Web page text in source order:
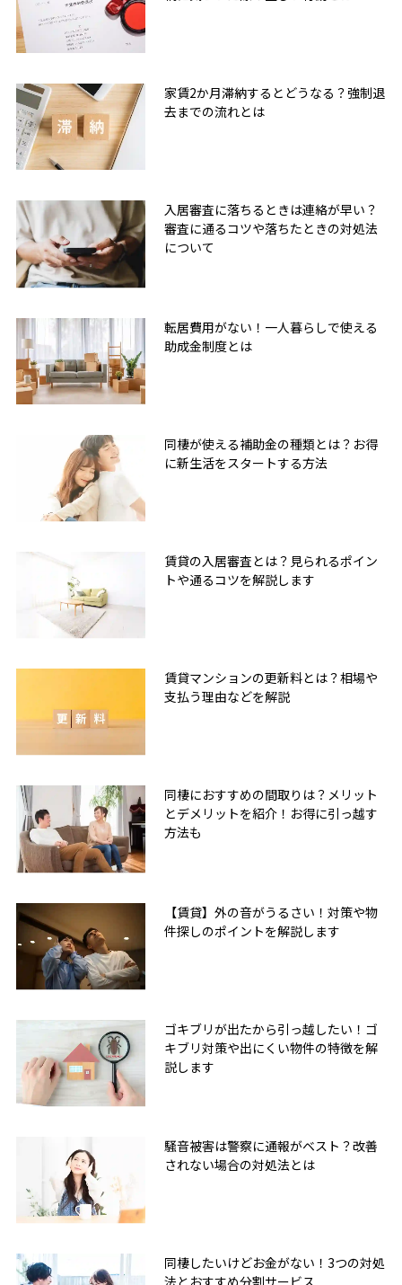
家賃2か月滞納するとどうなる？強制退
去までの流れとは
入居審査に落ちるときは連絡が早い？
審査に通るコツや落ちたときの対処法
について
転居費用がない！一人暮らしで使える
助成金制度とは
同棲が使える補助金の種類とは？お得
に新生活をスタートする方法
賃貸の入居審査とは？見られるポイン
トや通るコツを解説します
賃貸マンションの更新料とは？相場や
支払う理由などを解説
同棲におすすめの間取りは？メリット
とデメリットを紹介！お得に引っ越す
方法も
【賃貸】外の音がうるさい！対策や物
件探しのポイントを解説します
ゴキブリが出たから引っ越したい！ゴ
キブリ対策や出にくい物件の特徴を解
説します
騒音被害は警察に通報がベスト？改善
されない場合の対処法とは
同棲したいけどお金がない！3つの対処